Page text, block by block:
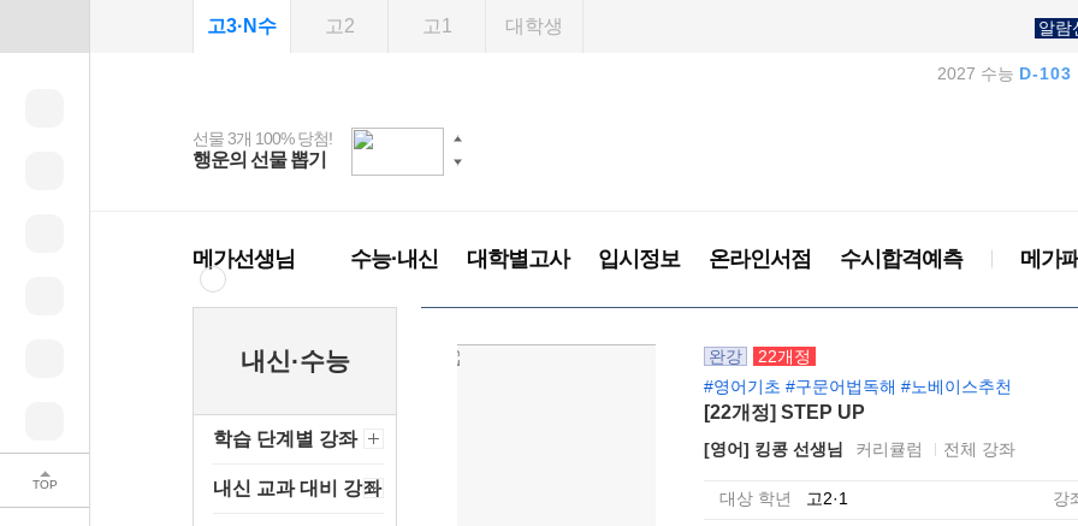
TOP
고3·N수 고2 고1 대학생 알람
2027 수능 D-103
선물 3개 100% 당첨!
행운의 선물 뽑기
선물 100% 증정!
메가스터디 X 올리
여름방학 스터디 캐시
백
2027 러셀 단과
강사 공개선발
스마트러닝앱
설문 EVENT
메가패스
3일 무료 체험권
메가패스 수강생 무료
혜택!
사회공헌 캠페인
희망이룸 메가나눔
메가선생님 수능·내신 대학별고사 입시정보 온라인서점 수시합격예측 메가
내신·수능
학습 단계별 강좌
내신 교과 대비 강좌
완강
22개정
#영어기초 #구문어법독해 #노베이스추천
[22개정] STEP UP
[영어] 킹콩 선생님 커리큘럼 전체 강좌
대상 학년 고2·1 강